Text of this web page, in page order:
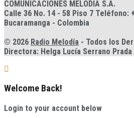
COMUNICACIONES MELODÍA S.A.
Calle 36 No. 14 - 58 Piso 7 Teléfono:
Bucaramanga - Colombia
© 2026 Radio Melodía - Todos los
Directora: Helga Lucía Serrano
Welcome Back!
Login to your account below